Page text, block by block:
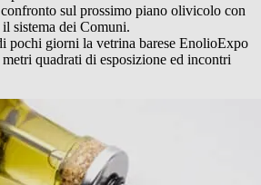
sul prossimo piano olivicolo con
sistema dei Comuni.
pochi giorni la vetrina barese EnolioExpo
quadrati di esposizione ed incontri